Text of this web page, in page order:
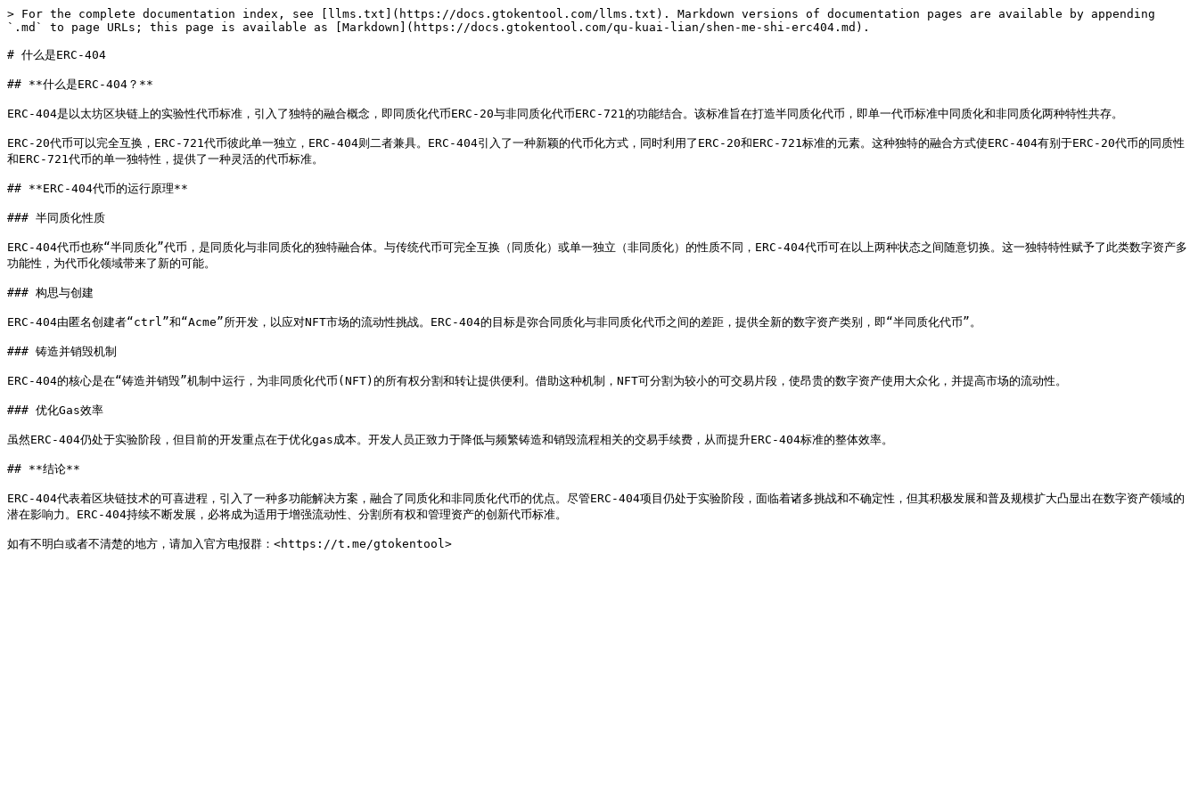
> For the complete documentation index, see [llms.txt](https://docs.gtokentool.com/llms.txt). Markdown versions of documentation pages are available by appending
`.md` to page URLs; this page is available as [Markdown](https://docs.gtokentool.com/qu-kuai-lian/shen-me-shi-erc404.md).
# 什么是ERC-404
## **什么是ERC-404？**
ERC-404是以太坊区块链上的实验性代币标准，引入了独特的融合概念，即同质化代币ERC-20与非同质化代币ERC-721的功能结合。该标准旨在打造半同质化代币，即单一代币标准中同质化和非同质化两种特性共存。
ERC-20代币可以完全互换，ERC-721代币彼此单一独立，ERC-404则二者兼具。ERC-404引入了一种新颖的代币化方式，同时利用了ERC-20和ERC-721标准的元素。这种独特的融合方式使ERC-404有别于ERC-20代币的同质性
和ERC-721代币的单一独特性，提供了一种灵活的代币标准。
## **ERC-404代币的运行原理**
### 半同质化性质
ERC-404代币也称“半同质化”代币，是同质化与非同质化的独特融合体。与传统代币可完全互换（同质化）或单一独立（非同质化）的性质不同，ERC-404代币可在以上两种状态之间随意切换。这一独特特性赋予了此类数字资产多
功能性，为代币化领域带来了新的可能。
### 构思与创建
ERC-404由匿名创建者“ctrl”和“Acme”所开发，以应对NFT市场的流动性挑战。ERC-404的目标是弥合同质化与非同质化代币之间的差距，提供全新的数字资产类别，即“半同质化代币”。
### 铸造并销毁机制
ERC-404的核心是在“铸造并销毁”机制中运行，为非同质化代币(NFT)的所有权分割和转让提供便利。借助这种机制，NFT可分割为较小的可交易片段，使昂贵的数字资产使用大众化，并提高市场的流动性。
### 优化Gas效率
虽然ERC-404仍处于实验阶段，但目前的开发重点在于优化gas成本。开发人员正致力于降低与频繁铸造和销毁流程相关的交易手续费，从而提升ERC-404标准的整体效率。
## **结论**
ERC-404代表着区块链技术的可喜进程，引入了一种多功能解决方案，融合了同质化和非同质化代币的优点。尽管ERC-404项目仍处于实验阶段，面临着诸多挑战和不确定性，但其积极发展和普及规模扩大凸显出在数字资产领域的
潜在影响力。ERC-404持续不断发展，必将成为适用于增强流动性、分割所有权和管理资产的创新代币标准。